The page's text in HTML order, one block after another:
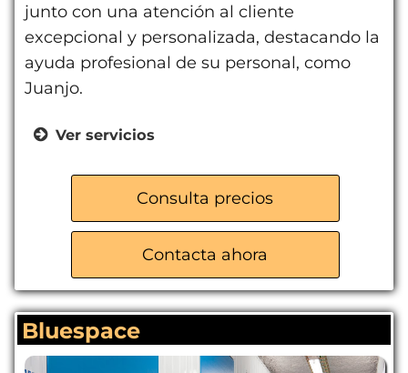
junto con una atención al cliente
excepcional y personalizada, destacando la
ayuda profesional de su personal, como
Juanjo.
Ver servicios
empresas
Acceso seguro las 24 horas
Servicio de mudanzas
embalaje
Aparcamiento gratuito
Consulta precios
Contacta ahora
Bluespace